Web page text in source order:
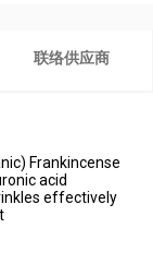
联络供应商
Frankincense
acid
effectively